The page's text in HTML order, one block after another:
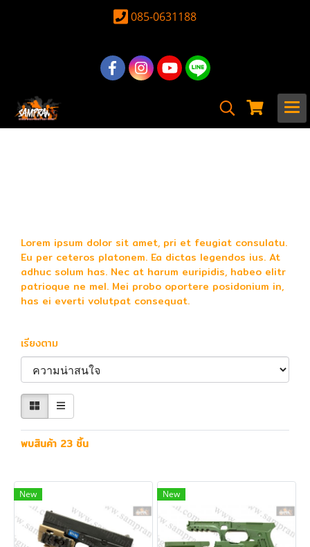
085-0631188
Lorem ipsum dolor sit amet, pri et feugiat consulatu.
Eu per ceteros platonem. Ea dictas legendos ius. At
adhuc solum has. Nec at harum euripidis, habeo elitr
patrioque ne mel. Mei probo oportere posidonium in,
has ei everti volutpat consequat.
เรียงตาม
พบสินค้า 23 ชิ้น
New New